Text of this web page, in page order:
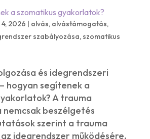
a szomatikus gyakorlatok?
4, 2026 alvás, alvástámogatás,
szabályozása, szomatikus
és idegrendszeri
hogyan segítenek a
A trauma
beszélgetés
szerint a trauma
idegrendszer működésére,